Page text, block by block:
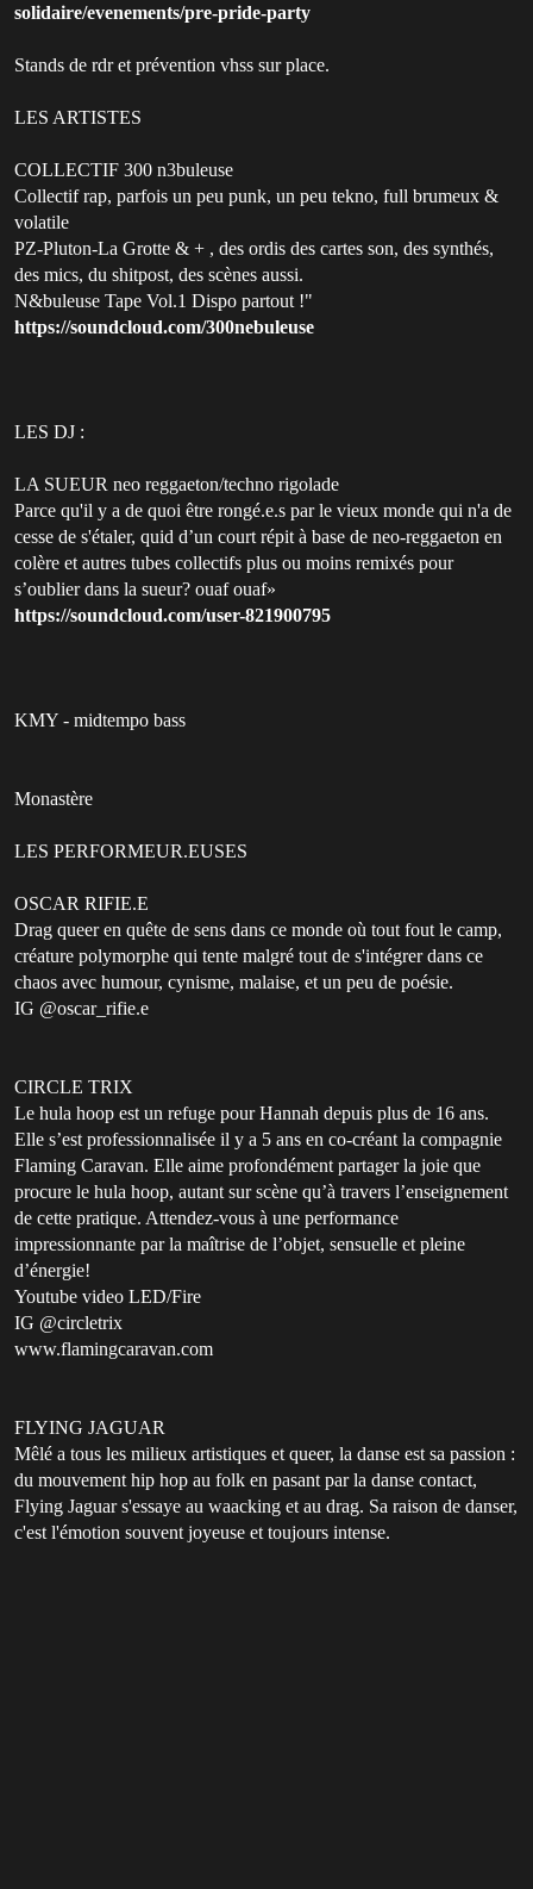
solidaire/evenements/pre-pride-party
Stands de rdr et prévention vhss sur place.
LES ARTISTES
COLLECTIF 300 n3buleuse
Collectif rap, parfois un peu punk, un peu tekno, full brumeux &
volatile
PZ-Pluton-La Grotte & + , des ordis des cartes son, des synthés,
des mics, du shitpost, des scènes aussi.
N&buleuse Tape Vol.1 Dispo partout !"
https://soundcloud.com/300nebuleuse
LES DJ :
LA SUEUR neo reggaeton/techno rigolade
Parce qu'il y a de quoi être rongé.e.s par le vieux monde qui n'a de
cesse de s'étaler, quid d’un court répit à base de neo-reggaeton en
colère et autres tubes collectifs plus ou moins remixés pour
s’oublier dans la sueur? ouaf ouaf»
https://soundcloud.com/user-821900795
KMY - midtempo bass
Monastère
LES PERFORMEUR.EUSES
OSCAR RIFIE.E
Drag queer en quête de sens dans ce monde où tout fout le camp,
créature polymorphe qui tente malgré tout de s'intégrer dans ce
chaos avec humour, cynisme, malaise, et un peu de poésie.
IG @oscar_rifie.e
CIRCLE TRIX
Le hula hoop est un refuge pour Hannah depuis plus de 16 ans.
Elle s’est professionnalisée il y a 5 ans en co-créant la compagnie
Flaming Caravan. Elle aime profondément partager la joie que
procure le hula hoop, autant sur scène qu’à travers l’enseignement
de cette pratique. Attendez-vous à une performance
impressionnante par la maîtrise de l’objet, sensuelle et pleine
d’énergie!
Youtube video LED/Fire
IG @circletrix
www.flamingcaravan.com
FLYING JAGUAR
Mêlé a tous les milieux artistiques et queer, la danse est sa passion :
du mouvement hip hop au folk en pasant par la danse contact,
Flying Jaguar s'essaye au waacking et au drag. Sa raison de danser,
c'est l'émotion souvent joyeuse et toujours intense.